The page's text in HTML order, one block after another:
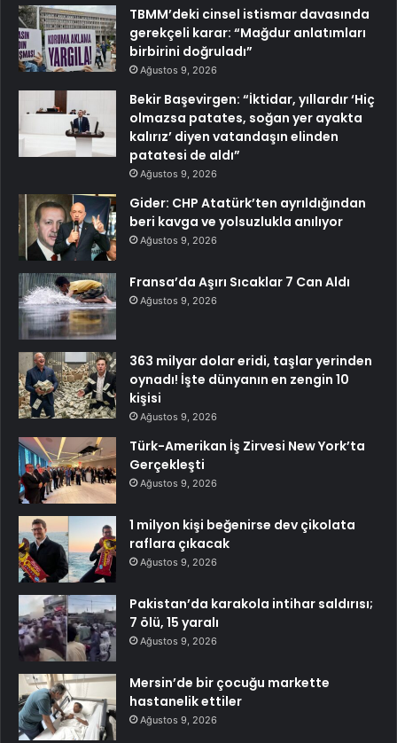
TBMM’deki cinsel istismar davasında
gerekçeli karar: “Mağdur anlatımları
birbirini doğruladı”
Ağustos 9, 2026
Bekir Başevirgen: “İktidar, yıllardır ‘Hiç
olmazsa patates, soğan yer ayakta
kalırız’ diyen vatandaşın elinden
patatesi de aldı”
Ağustos 9, 2026
Gider: CHP Atatürk’ten ayrıldığından
beri kavga ve yolsuzlukla anılıyor
Ağustos 9, 2026
Fransa’da Aşırı Sıcaklar 7 Can Aldı
Ağustos 9, 2026
363 milyar dolar eridi, taşlar yerinden
oynadı! İşte dünyanın en zengin 10
kişisi
Ağustos 9, 2026
Türk-Amerikan İş Zirvesi New York’ta
Gerçekleşti
Ağustos 9, 2026
1 milyon kişi beğenirse dev çikolata
raflara çıkacak
Ağustos 9, 2026
Pakistan’da karakola intihar saldırısı;
7 ölü, 15 yaralı
Ağustos 9, 2026
Mersin’de bir çocuğu markette
hastanelik ettiler
Ağustos 9, 2026